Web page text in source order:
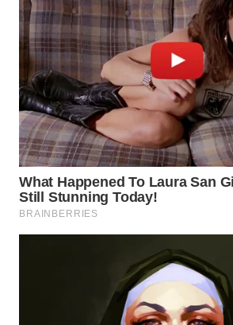
WN
SULSEL
WN
GORONTALO
WN
SULUT
WN
MALUKU